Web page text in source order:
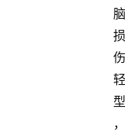
脑
损
伤
轻
型
，